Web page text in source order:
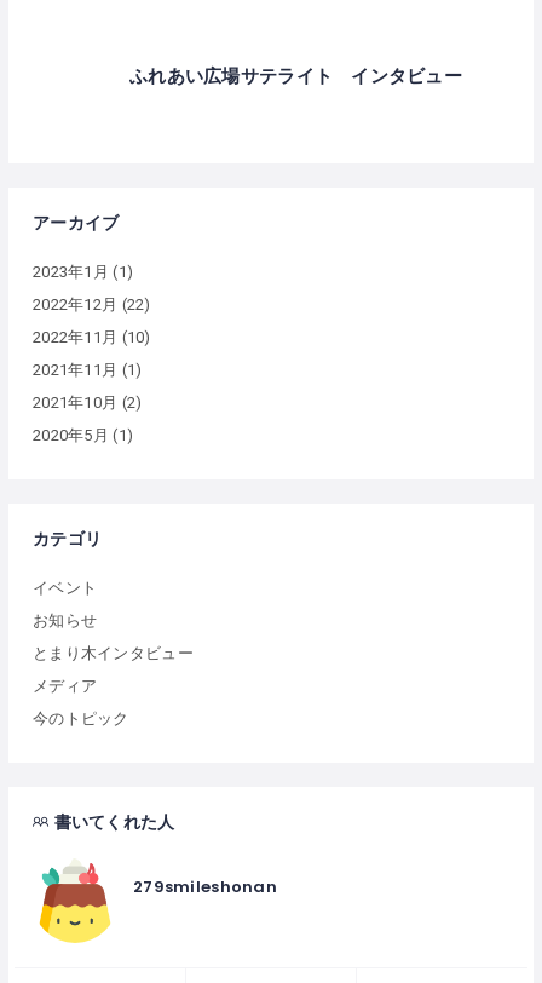
ふれあい広場サテライト インタビュー
アーカイブ
2023年1月 (1)
2022年12月 (22)
2022年11月 (10)
2021年11月 (1)
2021年10月 (2)
2020年5月 (1)
カテゴリ
イベント
お知らせ
とまり木インタビュー
メディア
今のトピック
書いてくれた人
279smileshonan